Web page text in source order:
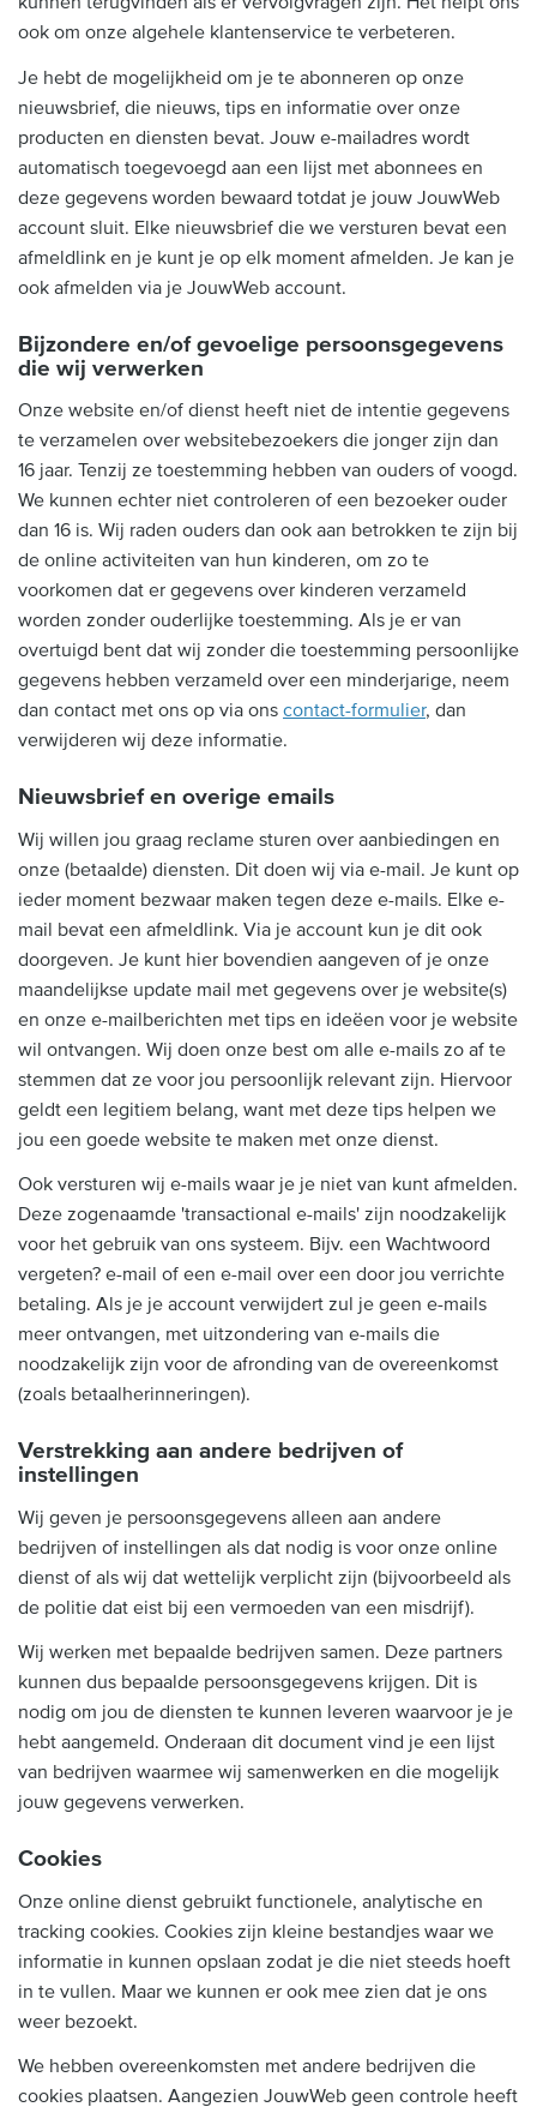
ook om onze algehele klantenservice te verbeteren.
Je hebt de mogelijkheid om je te abonneren op onze
nieuwsbrief, die nieuws, tips en informatie over onze
producten en diensten bevat. Jouw e-mailadres wordt
automatisch toegevoegd aan een lijst met abonnees en
deze gegevens worden bewaard totdat je jouw JouwWeb
account sluit. Elke nieuwsbrief die we versturen bevat een
afmeldlink en je kunt je op elk moment afmelden. Je kan je
ook afmelden via je JouwWeb account.
Bijzondere en/of gevoelige persoonsgegevens
die wij verwerken
Onze website en/of dienst heeft niet de intentie gegevens
te verzamelen over websitebezoekers die jonger zijn dan
16 jaar. Tenzij ze toestemming hebben van ouders of voogd.
We kunnen echter niet controleren of een bezoeker ouder
dan 16 is. Wij raden ouders dan ook aan betrokken te zijn bij
de online activiteiten van hun kinderen, om zo te
voorkomen dat er gegevens over kinderen verzameld
worden zonder ouderlijke toestemming. Als je er van
overtuigd bent dat wij zonder die toestemming persoonlijke
gegevens hebben verzameld over een minderjarige, neem
dan contact met ons op via ons contact-formulier, dan
verwijderen wij deze informatie.
Nieuwsbrief en overige emails
Wij willen jou graag reclame sturen over aanbiedingen en
onze (betaalde) diensten. Dit doen wij via e-mail. Je kunt op
ieder moment bezwaar maken tegen deze e-mails. Elke e-
mail bevat een afmeldlink. Via je account kun je dit ook
doorgeven. Je kunt hier bovendien aangeven of je onze
maandelijkse update mail met gegevens over je website(s)
en onze e-mailberichten met tips en ideëen voor je website
wil ontvangen. Wij doen onze best om alle e-mails zo af te
stemmen dat ze voor jou persoonlijk relevant zijn. Hiervoor
geldt een legitiem belang, want met deze tips helpen we
jou een goede website te maken met onze dienst.
Ook versturen wij e-mails waar je je niet van kunt afmelden.
Deze zogenaamde 'transactional e-mails' zijn noodzakelijk
voor het gebruik van ons systeem. Bijv. een Wachtwoord
vergeten? e-mail of een e-mail over een door jou verrichte
betaling. Als je je account verwijdert zul je geen e-mails
meer ontvangen, met uitzondering van e-mails die
noodzakelijk zijn voor de afronding van de overeenkomst
(zoals betaalherinneringen).
Verstrekking aan andere bedrijven of
instellingen
Wij geven je persoonsgegevens alleen aan andere
bedrijven of instellingen als dat nodig is voor onze online
dienst of als wij dat wettelijk verplicht zijn (bijvoorbeeld als
de politie dat eist bij een vermoeden van een misdrijf).
Wij werken met bepaalde bedrijven samen. Deze partners
kunnen dus bepaalde persoonsgegevens krijgen. Dit is
nodig om jou de diensten te kunnen leveren waarvoor je je
hebt aangemeld. Onderaan dit document vind je een lijst
van bedrijven waarmee wij samenwerken en die mogelijk
jouw gegevens verwerken.
Cookies
Onze online dienst gebruikt functionele, analytische en
tracking cookies. Cookies zijn kleine bestandjes waar we
informatie in kunnen opslaan zodat je die niet steeds hoeft
in te vullen. Maar we kunnen er ook mee zien dat je ons
weer bezoekt.
We hebben overeenkomsten met andere bedrijven die
cookies plaatsen. Aangezien JouwWeb geen controle heeft